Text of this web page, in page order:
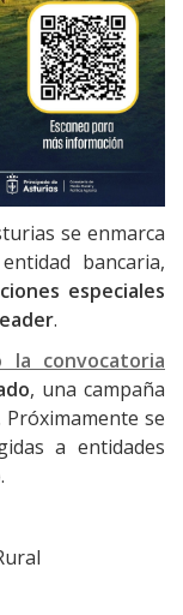
se enmarca
bancaria,
especiales
.
la convocatoria
, una campaña
se
a entidades